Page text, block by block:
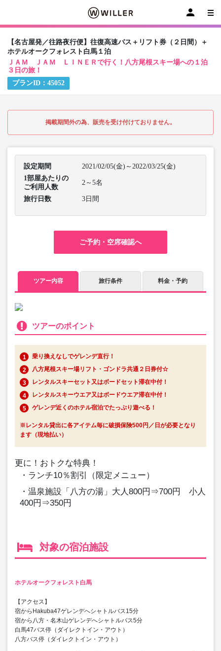
【名古屋発／往路夜行便】往復高速バス＋リフト券（２日間）＋
ホテルオークフォレスト白馬１泊
ＪＡＭ ＪＡＭ ＬＩＮＥＲで行く！八方尾根スキー場への１泊
３日の旅！
プランID： 45052
掲載期間外の為、販売を受け付けておりません。
設定期間
2021/02/05(金)～2022/03/25(金)
1部屋あたりの
ご利用人数
2～5名
旅行日数 3日間
ご予約・空席確認へ
ツアー内容 旅行条件 料金・予約
ツアーのポイント
乗り換えなしでゲレンデ直行！
八方尾根スキー場リフト・ゴンドラ共通２日券付☆
レンタルスキーセット又はボードセット滞在中付！
レンタルスキーウエア又はボードウエア滞在中付！
ゲレンデ近くのホテル宿泊でたっぷり遊べる！
※レンタル貸出に各アイテム毎に破損保険500円／日が必要となり
ます（現地払い）
更に！おトクな特典！
・ ランチ10％割引（限定メニュー）
・ 温泉施設「八方の湯」大人800円⇒700円 小人
400円⇒350円
対象の宿泊施設
ホテルオークフォレスト白馬
【アクセス】
宿からHakuba47ゲレンデへシャトルバス15分
宿から八方・名木山ゲレンデへシャトルバス5分
白馬47バス停（ダイレクトイン・アウト）
八方バス停（ダイレクトイン・アウト）